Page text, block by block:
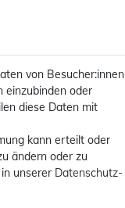
von Besucher:innen
einzubinden oder
diese Daten mit
kann erteilt oder
ändern oder zu
unserer Daten­schutz­